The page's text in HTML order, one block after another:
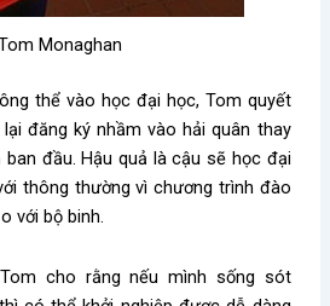
Monaghan
thể vào học đại học, Tom quyết
đăng ký nhầm vào hải quân thay
đầu. Hậu quả là cậu sẽ học đại
thông thường vì chương trình đào
với bộ binh.
cho rằng nếu mình sống sót